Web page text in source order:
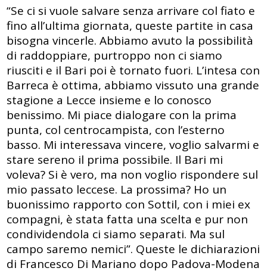
“Se ci si vuole salvare senza arrivare col fiato e
fino all’ultima giornata, queste partite in casa
bisogna vincerle. Abbiamo avuto la possibilità
di raddoppiare, purtroppo non ci siamo
riusciti e il Bari poi è tornato fuori. L’intesa con
Barreca è ottima, abbiamo vissuto una grande
stagione a Lecce insieme e lo conosco
benissimo. Mi piace dialogare con la prima
punta, col centrocampista, con l’esterno
basso. Mi interessava vincere, voglio salvarmi e
stare sereno il prima possibile. Il Bari mi
voleva? Si è vero, ma non voglio rispondere sul
mio passato leccese. La prossima? Ho un
buonissimo rapporto con Sottil, con i miei ex
compagni, è stata fatta una scelta e pur non
condividendola ci siamo separati. Ma sul
campo saremo nemici”. Queste le dichiarazioni
di Francesco Di Mariano dopo Padova-Modena